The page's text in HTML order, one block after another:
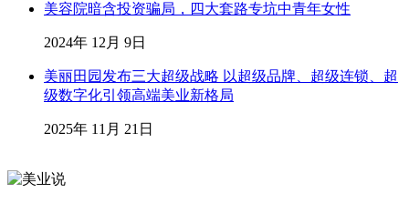
美容院暗含投资骗局，四大套路专坑中青年女性
2024年 12月 9日
美丽田园发布三大超级战略 以超级品牌、超级连锁、超
级数字化引领高端美业新格局
2025年 11月 21日